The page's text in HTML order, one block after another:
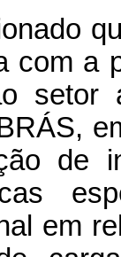
com a
de
em